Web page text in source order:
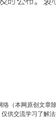
络（本网原创文
供交流学习了解